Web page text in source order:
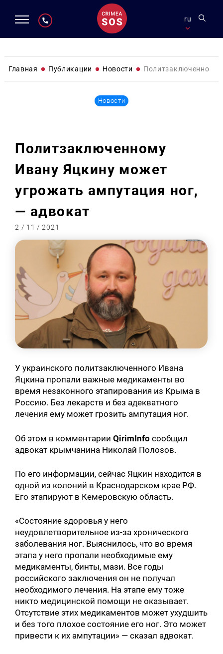
ru
Главная Публикации Новости Политзаключенному
Новости
Политзаключенному
Ивану Яцкину может
угрожать ампутация ног,
— адвокат
2 / 11 / 2021
У украинского политзаключенного Ивана
Яцкина пропали важные медикаменты во
время незаконного этапирования из Крыма в
Россию. Без лекарств и без адекватного
лечения ему может грозить ампутация ног.
Об этом в комментарииQirimInfoсообщил
адвокат крымчанина Николай Полозов.
По его информации, сейчас Яцкин находится в
одной из колоний в Краснодарском крае РФ.
Его этапируют в Кемеровскую область.
«‎Состояние здоровья у него
неудовлетворительное из-за хронического
заболевания ног. Выяснилось, что во время
этапа у него пропали необходимые ему
медикаменты, бинты, мази. Все годы
российского заключения он не получал
необходимого лечения. На этапе ему тоже
никто медицинской помощи не оказывает.
Отсутствие этих медикаментов может ухудшить
и без того плохое состояние его ног. Это может
привести к их ампутации» — сказал адвокат.